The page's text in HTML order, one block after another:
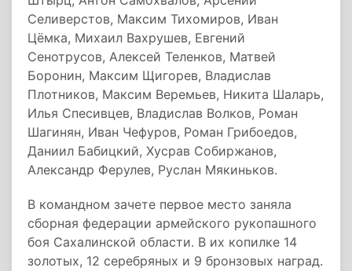
Селиверстов, Максим Тихомиров, Иван
Цёмка, Михаил Вахрушев, Евгений
Сенотрусов, Алексей Теленков, Матвей
Боронин, Максим Щигорев, Владислав
Плотников, Максим Веремьев, Никита Шаларь,
Илья Спесивцев, Владислав Волков, Роман
Шагинян, Иван Чефуров, Роман Грибоедов,
Даниил Бабицкий, Хусрав Собиржанов,
Александр Ферулев, Руслан Мякиньков.
В командном зачете первое место заняла
сборная федерации армейского рукопашного
боя Сахалинской области. В их копилке 14
золотых, 12 серебряных и 9 бронзовых наград.